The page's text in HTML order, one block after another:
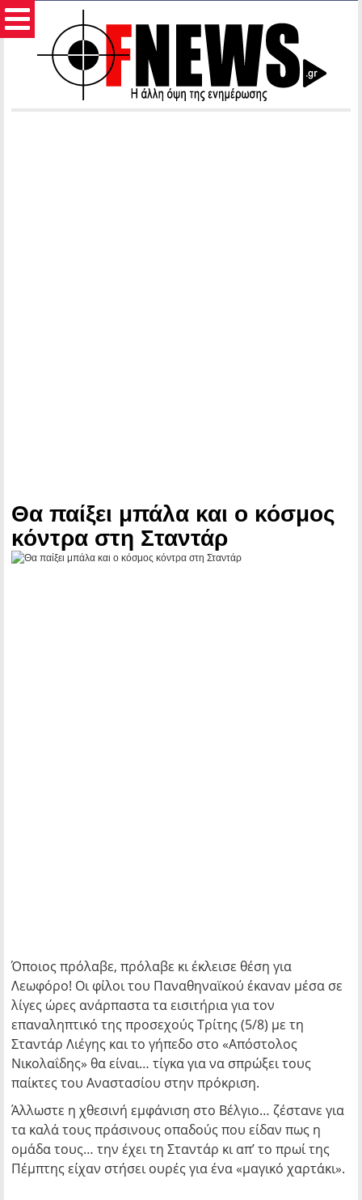
Θα παίξει μπάλα και ο κόσμος
κόντρα στη Σταντάρ
Όποιος πρόλαβε, πρόλαβε κι έκλεισε θέση για
Λεωφόρο! Οι φίλοι του Παναθηναϊκού έκαναν μέσα σε
λίγες ώρες ανάρπαστα τα εισιτήρια για τον
επαναληπτικό της προσεχούς Τρίτης (5/8) με τη
Σταντάρ Λιέγης και το γήπεδο στο «Απόστολος
Νικολαΐδης» θα είναι… τίγκα για να σπρώξει τους
παίκτες του Αναστασίου στην πρόκριση.
Άλλωστε η χθεσινή εμφάνιση στο Βέλγιο… ζέστανε για
τα καλά τους πράσινους οπαδούς που είδαν πως η
ομάδα τους… την έχει τη Σταντάρ κι απ’ το πρωί της
Πέμπτης είχαν στήσει ουρές για ένα «μαγικό χαρτάκι».